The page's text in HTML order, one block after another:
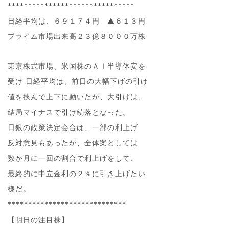
*******************************
日経平均は、６９１７４円 ▲６１３円
プライム市場出来高２３億８０００万株
東京株式市場、米国株のＡＩ半導体安を
受け 日経平均は、前日の大幅下げの引け
値を挟んで上下に動いたが、大引けは、
結局マイナスで引け続落となった。
日銀の政策決定会合は、一部の利上げ
反対意見もあったが、全体案としては
数か月に一回の割合で利上げをして、
最終的に中立金利の２％に引き上げたい
様だ。
*****************************
【明日の注目株】